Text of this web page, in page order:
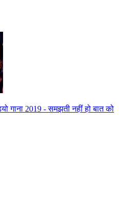
गाना 2019 - समझती नहीं हो बात को